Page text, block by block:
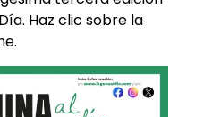
Haz clic sobre la